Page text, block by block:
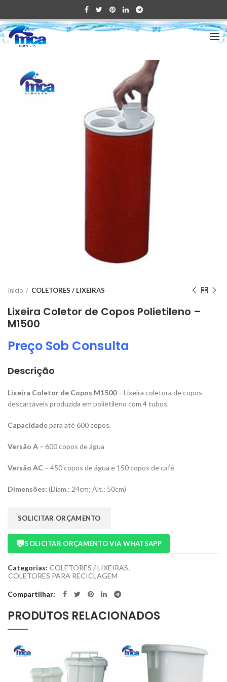
Início COLETORES / LIXEIRAS
Lixeira Coletor de Copos Polietileno –
M1500
Preço Sob Consulta
Descrição
Lixeira Coletor de Copos M1500 – Lixeira coletora de copos
descartáveis produzida em polietileno com 4 tubos.
Capacidadepara até 600 copos.
Versão A – 600 copos de água
Versão AC – 450 copos de água e 150 copos de café
Dimensões: (Diam.: 24cm; Alt.: 50cm)
SOLICITAR ORÇAMENTO
💬SOLICITAR ORÇAMENTO VIA WHATSAPP
Categorias: COLETORES / LIXEIRAS,
COLETORES PARA RECICLAGEM
Compartilhar
PRODUTOS RELACIONADOS